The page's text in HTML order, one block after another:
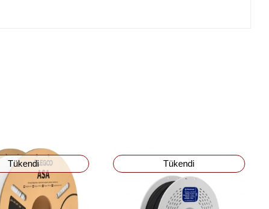
Stokta Yok
Tükendi Stokta Yok
Tükendi